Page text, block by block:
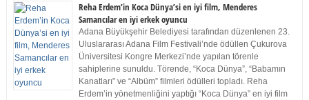
Reha Erdem’in Koca Dünya’si en iyi film, Menderes
Samancılar en iyi erkek oyuncu
Adana Büyükşehir Belediyesi tarafından düzenlenen 23.
Uluslararası Adana Film Festivali’nde ödüllen Çukurova
Üniversitesi Kongre Merkezi’nde yapılan törenle
sahiplerine sunuldu. Törende, “Koca Dünya”, “Babamın
Kanatları” ve “Albüm” filmleri ödülleri topladı. Reha
Erdem’in yönetmenliğini yaptığı “Koca Dünya” en iyi film